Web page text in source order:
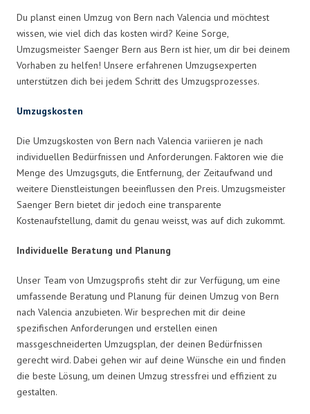
Du planst einen Umzug von Bern nach Valencia und möchtest
wissen, wie viel dich das kosten wird? Keine Sorge,
Umzugsmeister Saenger Bern aus Bern ist hier, um dir bei deinem
Vorhaben zu helfen! Unsere erfahrenen Umzugsexperten
unterstützen dich bei jedem Schritt des Umzugsprozesses.
Umzugskosten
Die Umzugskosten von Bern nach Valencia variieren je nach
individuellen Bedürfnissen und Anforderungen. Faktoren wie die
Menge des Umzugsguts, die Entfernung, der Zeitaufwand und
weitere Dienstleistungen beeinflussen den Preis. Umzugsmeister
Saenger Bern bietet dir jedoch eine transparente
Kostenaufstellung, damit du genau weisst, was auf dich zukommt.
Individuelle Beratung und Planung
Unser Team von Umzugsprofis steht dir zur Verfügung, um eine
umfassende Beratung und Planung für deinen Umzug von Bern
nach Valencia anzubieten. Wir besprechen mit dir deine
spezifischen Anforderungen und erstellen einen
massgeschneiderten Umzugsplan, der deinen Bedürfnissen
gerecht wird. Dabei gehen wir auf deine Wünsche ein und finden
die beste Lösung, um deinen Umzug stressfrei und effizient zu
gestalten.